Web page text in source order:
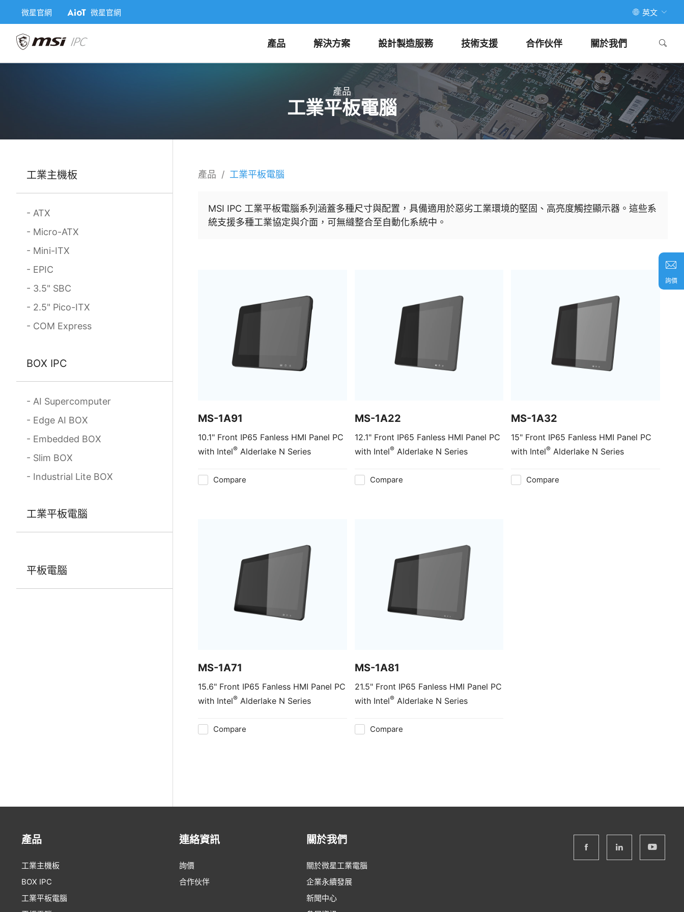
英文
微星官網 微星官網
產品 解決方案 設計製造服務 技術支援 合作伙伴 關於我們
產品
工業平板電腦
工業主機板
ATX
Micro-ATX
Mini-ITX
EPIC
3.5" SBC
2.5" Pico-ITX
COM Express
BOX IPC
AI Supercomputer
Edge AI BOX
Embedded BOX
Slim BOX
Industrial Lite BOX
工業平板電腦
平板電腦
產品 工業平板電腦
MSI IPC 工業平板電腦系列涵蓋多種尺寸與配置，具備適用於惡劣工業環境的堅固、高亮度觸控顯示器。這些系
統支援多種工業協定與介面，可無縫整合至自動化系統中。
MS-1A91
10.1" Front IP65 Fanless HMI Panel PC
with Intel® Alderlake N Series
Compare
MS-1A22
12.1" Front IP65 Fanless HMI Panel PC
with Intel®Alderlake N Series
Compare
MS-1A32
15" Front IP65 Fanless HMI Panel PC
with Intel® Alderlake N Series
Compare
MS-1A71
15.6" Front IP65 Fanless HMI Panel PC
with Intel® Alderlake N Series
Compare
MS-1A81
21.5" Front IP65 Fanless HMI Panel PC
with Intel®Alderlake N Series
Compare
詢價
產品
工業主機板
BOX IPC
工業平板電腦
連絡資訊
詢價
合作伙伴
關於我們
關於微星工業電腦
企業永續發展
新聞中心